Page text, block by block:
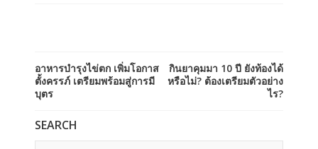
อาหารบำรุงไข่ตก เพิ่มโอกาส
ตั้งครรภ์ เตรียมพร้อมสู่การมี
บุตร
กินยาคุมมา 10 ปี ยังท้องได้
หรือไม่? ต้องเตรียมตัวอย่าง
ไร?
SEARCH